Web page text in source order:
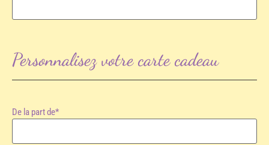
Personnalisez votre carte cadeau
De la part de*